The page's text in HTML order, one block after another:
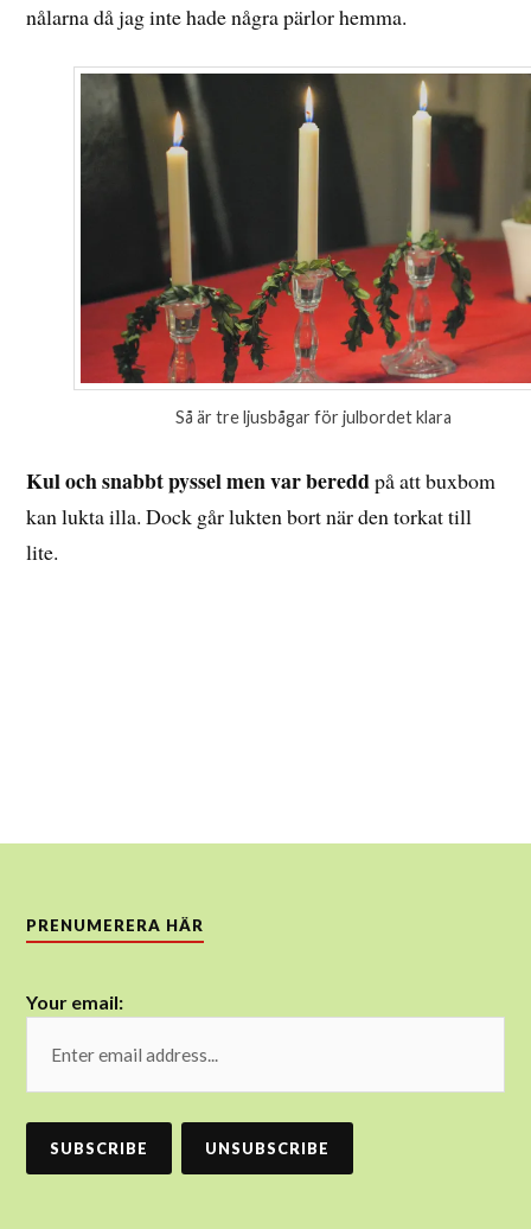
nålarna då jag inte hade några pärlor hemma.
Så är tre ljusbågar för julbordet klara
Kul och snabbt pyssel men var bereddpå att buxbom
kan lukta illa. Dock går lukten bort när den torkat till
lite.
PRENUMERERA HÄR
Your email: